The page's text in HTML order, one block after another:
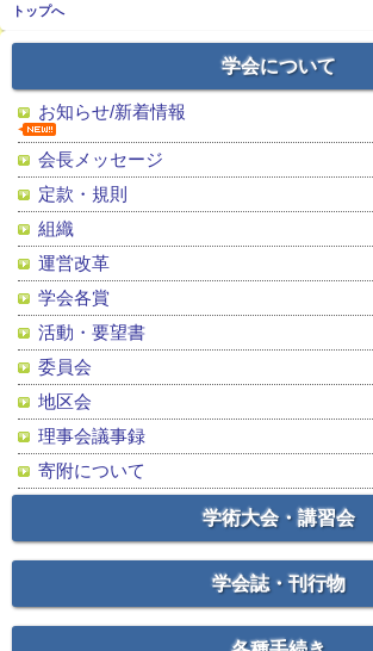
学会について
お知らせ/新着情報
会長メッセージ
定款・規則
組織
運営改革
学会各賞
活動・要望書
委員会
地区会
理事会議事録
寄附について
学術大会・講習会
学会誌・刊行物
トップへ